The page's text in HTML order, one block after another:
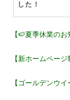
ナ
ビ
シ
した！
【🍉夏季休業のお
【新ホームペー
【ゴールデンウ